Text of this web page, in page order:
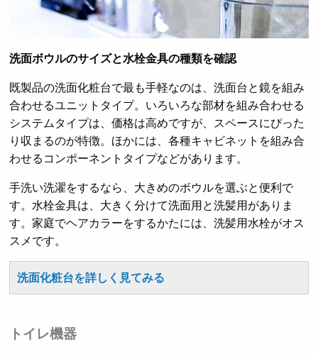
洗面ボウルのサイズと水栓金具の種類を確認
既製品の洗面化粧台で最も手軽なのは、洗面台と鏡を組み
合わせるユニットタイプ。いろいろな部材を組み合わせる
システムタイプは、価格は高めですが、スペースにぴった
り収まるのが特徴。ほかには、各種キャビネットを組み合
わせるコンポーネントタイプなどがあります。
手洗い洗濯をするなら、大きめのボウルを選ぶと便利で
す。水栓金具は、大きく分けて洗面用と洗髪用がありま
す。家庭でヘアカラーをするかたには、洗髪用水栓がオス
スメです。
洗面化粧台を詳しく見てみる
トイレ機器